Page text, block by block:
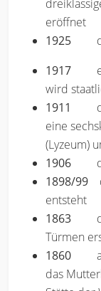
eröffnet
1925
1917
wird
1911
eine
(Lyzeum)
1906
1898/99
entsteht
1863
Türmen
1860
das